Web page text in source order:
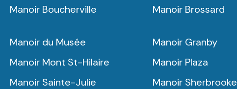
Manoir Boucherville Manoir Brossard
Manoir du Musée
Manoir Granby
Manoir Mont St-Hilaire
Manoir Plaza
Manoir Sainte-Julie
Manoir Sherbrooke